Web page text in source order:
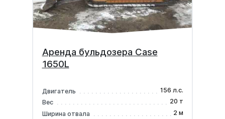
Аренда бульдозера Case
1650L
Двигатель
156 л.с.
Вес
20 т
Ширина отвала
2 м